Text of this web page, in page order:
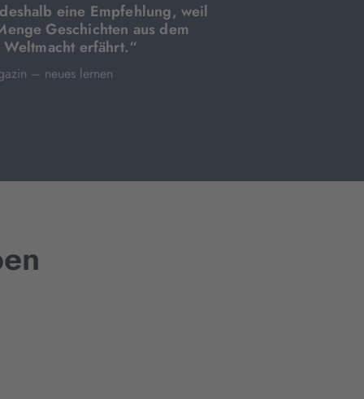
eine Empfehlung, weil
Geschichten aus dem
erfährt.“
– neues lernen